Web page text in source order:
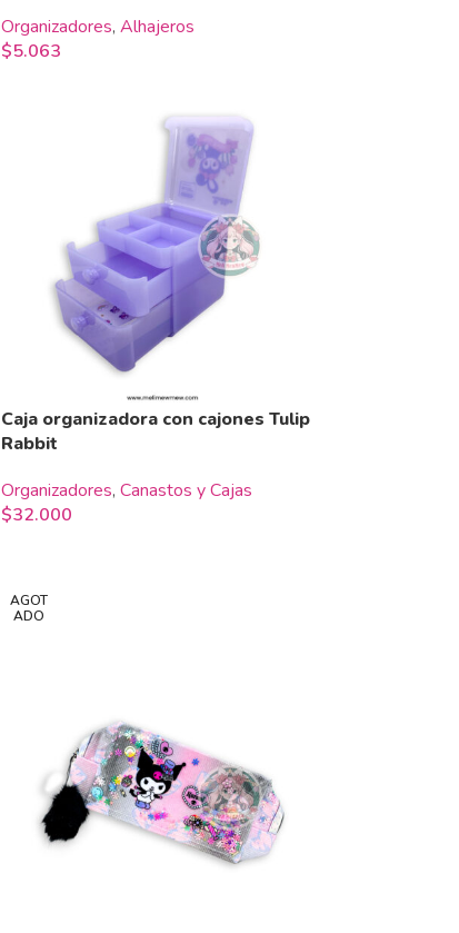
Organizadores, Alhajeros
$5.063
Caja organizadora con cajones Tulip
Rabbit
Organizadores, Canastos y Cajas
$32.000
AGOT
ADO